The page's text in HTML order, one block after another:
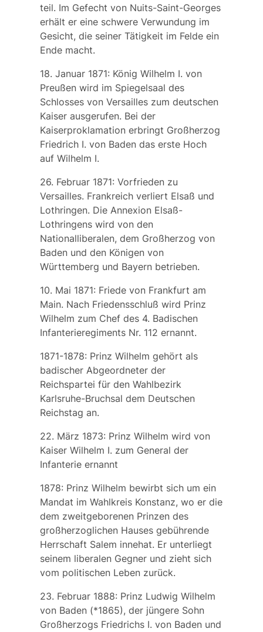
teil. Im Gefecht von Nuits-Saint-Georges
erhält er eine schwere Verwundung im
Gesicht, die seiner Tätigkeit im Felde ein
Ende macht.
18. Januar 1871: König Wilhelm I. von
Preußen wird im Spiegelsaal des
Schlosses von Versailles zum deutschen
Kaiser ausgerufen. Bei der
Kaiserproklamation erbringt Großherzog
Friedrich I. von Baden das erste Hoch
auf Wilhelm I.
26. Februar 1871: Vorfrieden zu
Versailles. Frankreich verliert Elsaß und
Lothringen. Die Annexion Elsaß-
Lothringens wird von den
Nationalliberalen, dem Großherzog von
Baden und den Königen von
Württemberg und Bayern betrieben.
10. Mai 1871: Friede von Frankfurt am
Main. Nach Friedensschluß wird Prinz
Wilhelm zum Chef des 4. Badischen
Infanterieregiments Nr. 112 ernannt.
1871-1878: Prinz Wilhelm gehört als
badischer Abgeordneter der
Reichspartei für den Wahlbezirk
Karlsruhe-Bruchsal dem Deutschen
Reichstag an.
22. März 1873: Prinz Wilhelm wird von
Kaiser Wilhelm I. zum General der
Infanterie ernannt
1878: Prinz Wilhelm bewirbt sich um ein
Mandat im Wahlkreis Konstanz, wo er die
dem zweitgeborenen Prinzen des
großherzoglichen Hauses gebührende
Herrschaft Salem innehat. Er unterliegt
seinem liberalen Gegner und zieht sich
vom politischen Leben zurück.
23. Februar 1888: Prinz Ludwig Wilhelm
von Baden(*1865), der jüngere Sohn
Großherzogs Friedrichs I. von Baden und